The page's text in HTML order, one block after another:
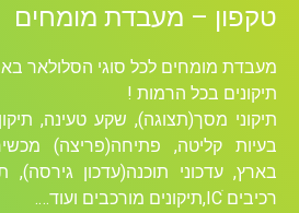
טקפון – מעבדת מומחים
מעבדת מומחים לכל סוגי הסלולאר
תיקונים בכל הרמות !
תיקוני מסך(תצוגה), שקע טעינה,
בעיות קליטה, פתיחה(פריצה)
בארץ, עדכוני תוכנה(עדכון גירסה),
רכיבים ICׁ,תיקונים מורכבים ועוד….